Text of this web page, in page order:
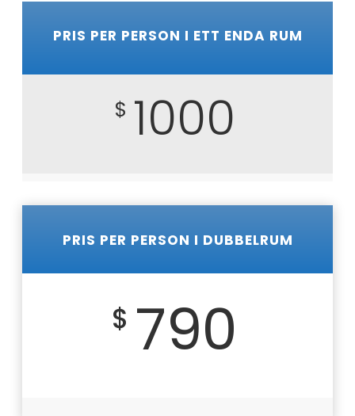
PRIS PER PERSON I ETT ENDA RUM
$ 1000
PRIS PER PERSON I DUBBELRUM
$ 790